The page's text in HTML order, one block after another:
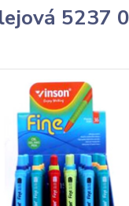
5237